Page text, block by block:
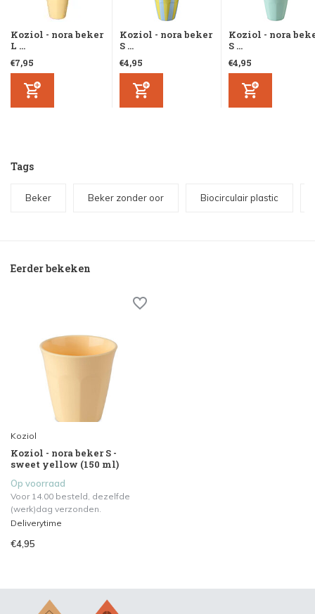
Koziol - nora beker
L ...
€7,95
Koziol - nora beker
S ...
€4,95
Koziol - nora
S ...
€4,95
Tags
Beker Beker zonder oor Biocirculair plastic
Eerder bekeken
Koziol
Koziol - nora beker S -
sweet yellow (150 ml)
Op voorraad
Voor 14.00 besteld, dezelfde
(werk)dag verzonden.
Deliverytime
€4,95